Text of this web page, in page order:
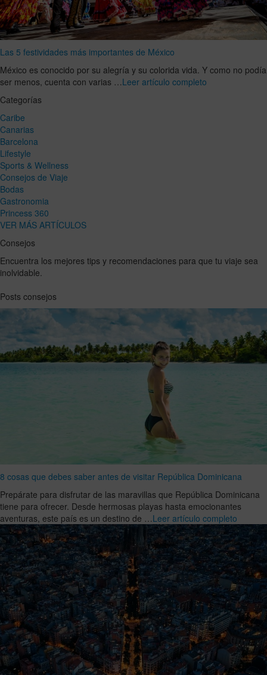
Las 5 festividades más importantes de México
México es conocido por su alegría y su colorida vida. Y como no podía
ser menos, cuenta con varias …Leer artículo completo
Categorías
Caribe
Canarias
Barcelona
Lifestyle
Sports & Wellness
Consejos de Viaje
Bodas
Gastronomia
Princess 360
VER MÁS ARTÍCULOS
Consejos
Encuentra los mejores tips y recomendaciones para que tu viaje sea
inolvidable.
Posts consejos
8 cosas que debes saber antes de visitar República Dominicana
Prepárate para disfrutar de las maravillas que República Dominicana
tiene para ofrecer. Desde hermosas playas hasta emocionantes
aventuras, este país es un destino de …Leer artículo completo